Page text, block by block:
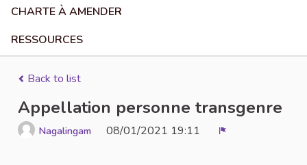
CHARTE À AMENDER
RESSOURCES
Back to list
Appellation personne transgenre
Nagalingam 08/01/2021 19:11